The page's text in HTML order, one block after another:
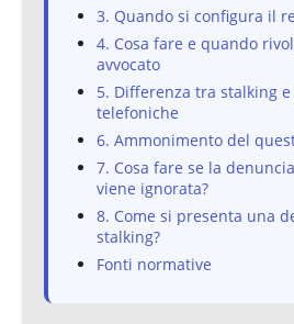
3. Quando si configura il
4. Cosa fare e quando
avvocato
5. Differenza tra stalking
telefoniche
6. Ammonimento del
7. Cosa fare se la
viene ignorata?
8. Come si presenta una
stalking?
Fonti normative